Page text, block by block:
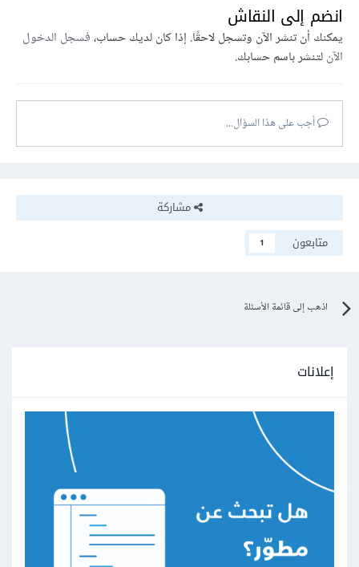
انضم إلى النقاش
يمكنك أن تنشر الآن وتسجل لاحقًا. إذا كان لديك حساب،فسجل الدخول
الآنلتنشر باسم حسابك.
أجب على هذا السؤال...
مشاركة
متابعون
1
اذهب إلى قائمة الأسئلة
إعلانات